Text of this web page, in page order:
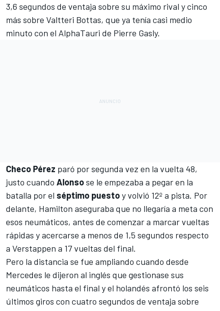
3,6 segundos de ventaja sobre su máximo rival y cinco
más sobre Valtteri Bottas, que ya tenía casi medio
minuto con el AlphaTauri de Pierre Gasly.
Checo Pérez paró por segunda vez en la vuelta 48,
justo cuando Alonsose le empezaba a pegar en la
batalla por el séptimo puestoy volvió 12º a pista. Por
delante, Hamilton aseguraba que no llegaría a meta con
esos neumáticos, antes de comenzar a marcar vueltas
rápidas y acercarse a menos de 1,5 segundos respecto
a Verstappen a 17 vueltas del final.
Pero la distancia se fue ampliando cuando desde
Mercedes le dijeron al inglés que gestionase sus
neumáticos hasta el final y el holandés afrontó los seis
últimos giros con cuatro segundos de ventaja sobre